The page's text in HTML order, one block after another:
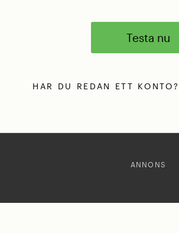
Testa nu
HAR DU REDAN ETT KONTO?
ANNONS